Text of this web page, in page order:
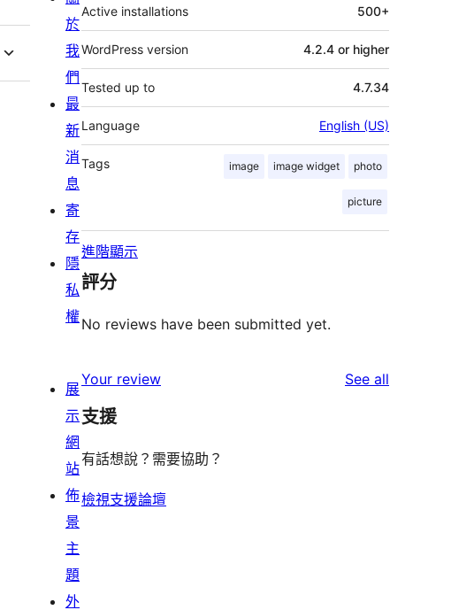
Active installations 500+
WordPress version 4.2.4 or higher
Tested up to 4.7.34
Language English (US)
Tags image image widget photo
picture
進階顯示
評分
No reviews have been submitted yet.
Your review See all
支援
有話想說？需要協助？
檢視支援論壇
於
我
們
最
新
消
息
寄
存
隱
私
權
展
示
網
站
佈
景
主
題
外